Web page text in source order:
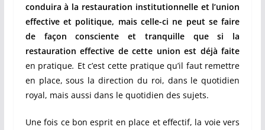
conduira à la restauration institutionnelle et l’union
effective et politique, mais celle-ci ne peut se faire
de façon consciente et tranquille que si la
restauration effective de cette union est déjà faite
en pratique. Et c’est cette pratique qu’il faut remettre
en place, sous la direction du roi, dans le quotidien
royal, mais aussi dans le quotidien des sujets.
Une fois ce bon esprit en place et effectif, la voie vers